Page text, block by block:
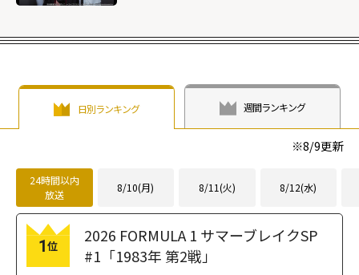
日別ランキング 週間ランキング
※8/9更新
24時間以内
放送
8/10(月) 8/11(火) 8/12(水)
1位
2026 FORMULA 1 サマーブレイクSP
#1「1983年 第2戦」